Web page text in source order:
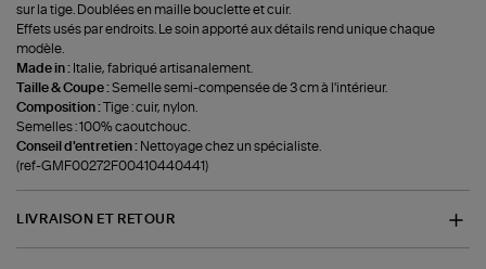
sur la tige. Doublées en maille bouclette et cuir.
Effets usés par endroits. Le soin apporté aux détails rend unique chaque
modèle.
Made in : Italie, fabriqué artisanalement.
Taille & Coupe :Semelle semi-compensée de 3 cm à l'intérieur.
Composition :Tige : cuir, nylon.
Semelles : 100% caoutchouc.
Conseil d'entretien : Nettoyage chez un spécialiste.
(ref-GMF00272F00410440441)
LIVRAISON ET RETOUR